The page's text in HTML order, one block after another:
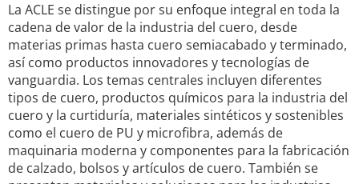
La ACLE se distingue por su enfoque integral en toda la
cadena de valor de la industria del cuero, desde
materias primas hasta cuero semiacabado y terminado,
así como productos innovadores y tecnologías de
vanguardia. Los temas centrales incluyen diferentes
tipos de cuero, productos químicos para la industria del
cuero y la curtiduría, materiales sintéticos y sostenibles
como el cuero de PU y microfibra, además de
maquinaria moderna y componentes para la fabricación
de calzado, bolsos y artículos de cuero. También se